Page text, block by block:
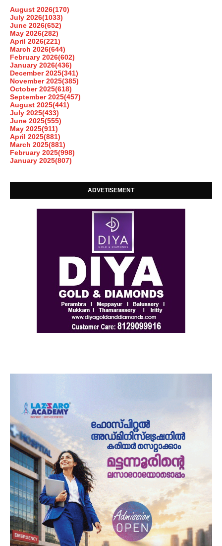
August 2026(170)
July 2026(1033)
June 2026(652)
May 2026(282)
April 2026(221)
March 2026(644)
February 2026(602)
January 2026(436)
December 2025(341)
November 2025(385)
October 2025(618)
September 2025(457)
August 2025(441)
July 2025(433)
June 2025(555)
May 2025(911)
April 2025(881)
March 2025(881)
February 2025(998)
January 2025(807)
ADVETISEMENT